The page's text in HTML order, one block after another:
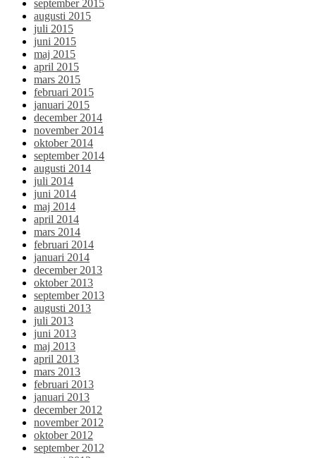
september 2015
augusti 2015
juli 2015
juni 2015
maj 2015
april 2015
mars 2015
februari 2015
januari 2015
december 2014
november 2014
oktober 2014
september 2014
augusti 2014
juli 2014
juni 2014
maj 2014
april 2014
mars 2014
februari 2014
januari 2014
december 2013
oktober 2013
september 2013
augusti 2013
juli 2013
juni 2013
maj 2013
april 2013
mars 2013
februari 2013
januari 2013
december 2012
november 2012
oktober 2012
september 2012